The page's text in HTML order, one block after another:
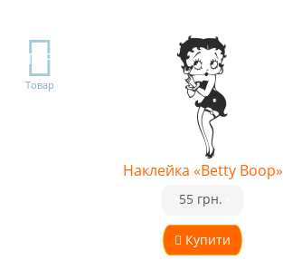
TOP
Товар
Наклейка «Betty Boop»
Купити
55 грн.